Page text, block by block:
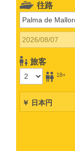
往路
旅客
18+